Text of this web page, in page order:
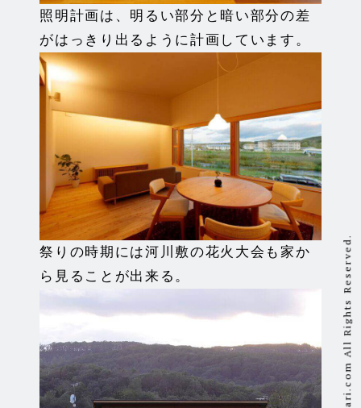
照明計画は、明るい部分と暗い部分の差
がはっきり出るように計画しています。
祭りの時期には河川敷の花火大会も家か
ら見ることが出来る。